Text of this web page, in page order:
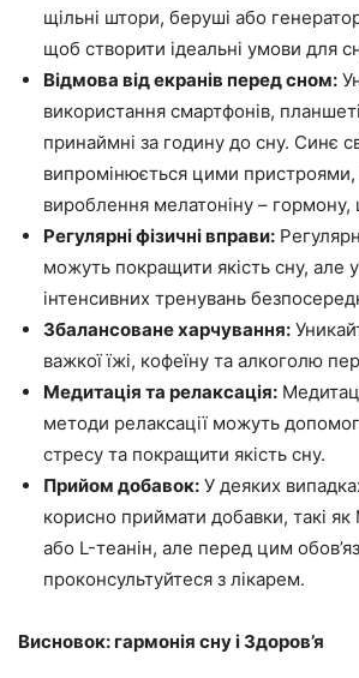
щільні штори, беруші або
щоб створити ідеальні умови для
Відмова від екранів перед сном:
використання смартфонів,
принаймні за годину до сну. Синє
випромінюється цими пристроями,
вироблення мелатоніну –
Регулярні фізичні вправи:
можуть покращити якість сну, але
інтенсивних тренувань
Збалансоване харчування:
важкої їжі, кофеїну та алкоголю
Медитація та релаксація:
методи релаксації можуть
стресу та покращити якість сну.
Прийом добавок: У деяких
корисно приймати добавки, такі як
або L-теанін, але перед цим
проконсультуйтеся з лікарем.
Висновок: гармонія сну і Здоров’я